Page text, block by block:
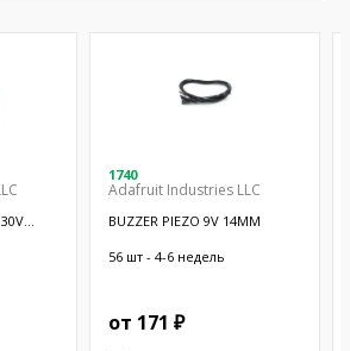
1740
Adafruit Industries LLC
BUZZER PIEZO 9V 14MM
56 шт - 4-6 недель
от 171 ₽